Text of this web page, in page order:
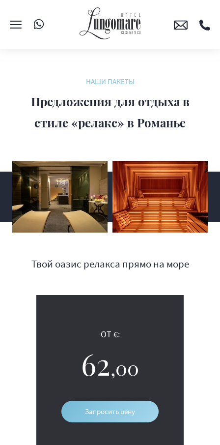
НАШИ ПАКЕТЫ
Предложения для отдыха в
стиле «релакс» в Романье
Твой оазис релакса прямо на море
ОТ €:
62,00
Запросить цену